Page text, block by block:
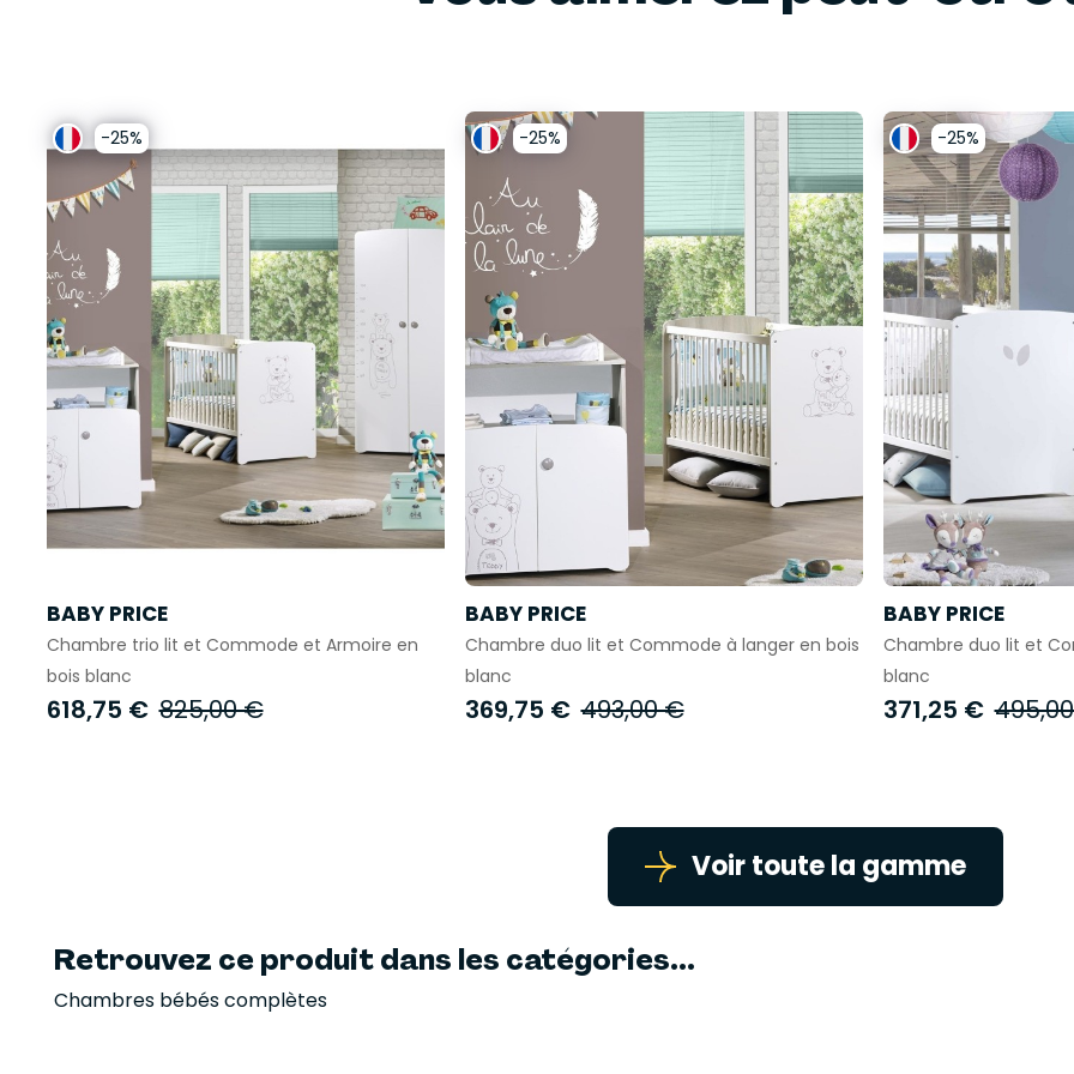
-25%
BABY PRICE
Chambre trio lit et Commode et Armoire en
bois blanc
618,75 € 825,00 €
-25%
BABY PRICE
Chambre duo lit et Commode à langer en bois
blanc
369,75 € 493,00 €
-25%
BABY PRICE
Chambre duo lit et
blanc
371,25 €
Voir toute la gamme
Retrouvez ce produit dans les catégories...
Chambres bébés complètes